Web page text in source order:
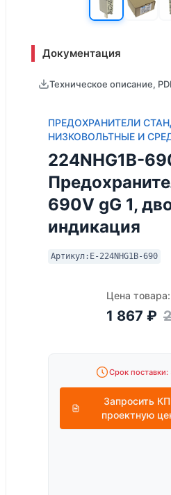
Документация
Техническое описание,
ПРЕДОХРАНИТЕЛИ
НИЗКОВОЛЬТНЫЕ И
224NHG1B-
690V gG 1,
индикация
Артикул: E-224NHG1B-690
Цена товара:
1 867 ₽
Срок поставки:
Запросить
проектную